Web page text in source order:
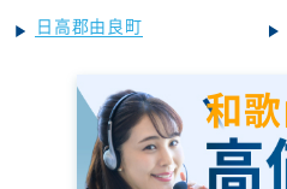
日高郡由良町
和